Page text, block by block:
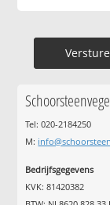
Tel: 020-2184250
M:
Bedrijfsgegevens
KVK: 81420382